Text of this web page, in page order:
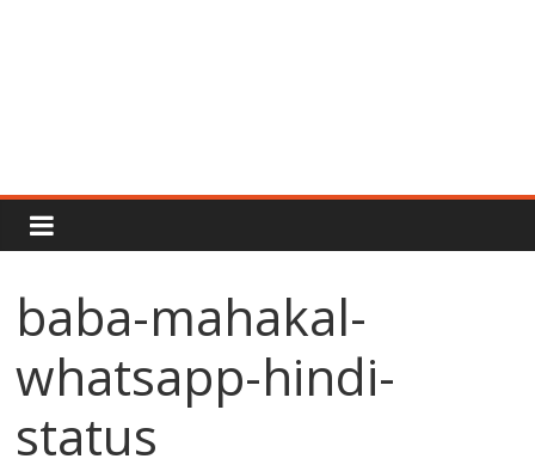
Rajput
Proud
Rajputana
Attitude
Status
Hindi
baba-mahakal-
whatsapp-hindi-
status